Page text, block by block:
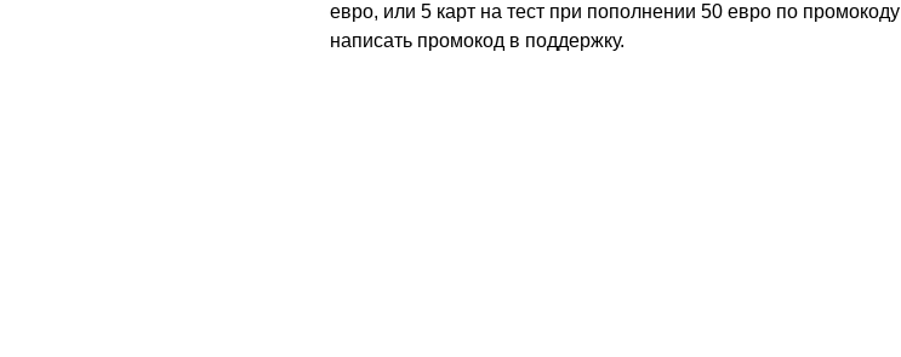
евро, или 5 карт на тест при пополнении 50 евро по промокоду
написать промокод в поддержку.